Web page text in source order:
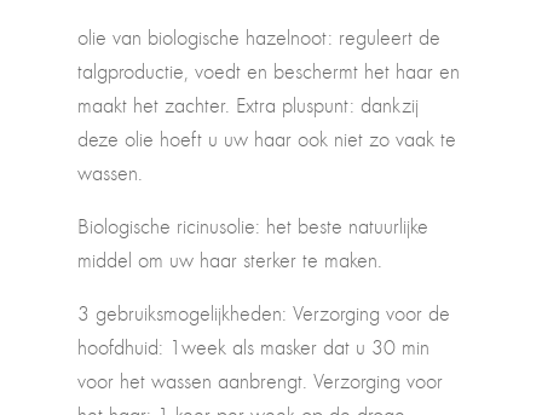
olie van biologische hazelnoot: reguleert de
talgproductie, voedt en beschermt het haar en
maakt het zachter. Extra pluspunt: dankzij
deze olie hoeft u uw haar ook niet zo vaak te
wassen.
Biologische ricinusolie: het beste natuurlijke
middel om uw haar sterker te maken.
3 gebruiksmogelijkheden: Verzorging voor de
hoofdhuid: 1week als masker dat u 30 min
voor het wassen aanbrengt. Verzorging voor